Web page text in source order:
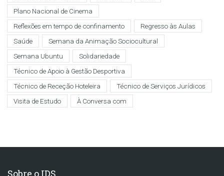
Plano Nacional de Cinema
Reflexões em tempo de confinamento
Regresso às Aulas
Saúde
Semana da Animação Sociocultural
Semana Ubuntu
Solidariedade
Técnico de Apoio à Gestão Desportiva
Técnico de Receção Hoteleira
Técnico de Serviços Jurídicos
Visita de Estudo
À Conversa com